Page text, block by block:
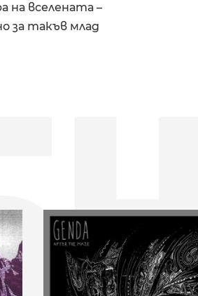
на вселената –
за такъв млад